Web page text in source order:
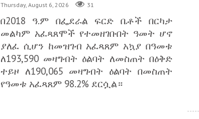
Thursday, August 6, 2026 31
በ2018 ዓ.ም በፌደራል ፍርድ ቤቶች በርካታ
መልካም አፈጻጸሞች የተመዘገቡበት ዓመት ሆኖ
ያለፈ ሲሆን ከመዝገብ አፈጻጸም አኳያ በዓመቱ
ለ193,590 መዛግብት ዕልባት ለመስጠት በዕቅድ
ተይዞ ለ190,065 መዛግብት ዕልባት በመስጠት
የዓመቱ አፈጻጸም 98.2% ደርሷል።